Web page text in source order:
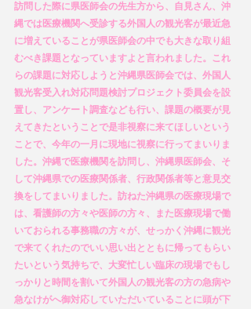
訪問した際に県医師会の先生方から、自見さん、沖
縄では医療機関へ受診する外国人の観光客が最近急
に増えていることが県医師会の中でも大きな取り組
むべき課題となっていますよと言われました。これ
らの課題に対応しようと沖縄県医師会では、外国人
観光客受入れ対応問題検討プロジェクト委員会を設
置し、アンケート調査なども行い、課題の概要が見
えてきたということで是非視察に来てほしいという
ことで、今年の一月に現地に視察に行ってまいりま
した。沖縄で医療機関を訪問し、沖縄県医師会、そ
して沖縄県での医療関係者、行政関係者等と意見交
換をしてまいりました。訪ねた沖縄県の医療現場で
は、看護師の方々や医師の方々、また医療現場で働
いておられる事務職の方々が、せっかく沖縄に観光
で来てくれたのでいい思い出とともに帰ってもらい
たいという気持ちで、大変忙しい臨床の現場でもし
っかりと時間を割いて外国人の観光客の方の急病や
急なけがへ御対応していただいていることに頭が下